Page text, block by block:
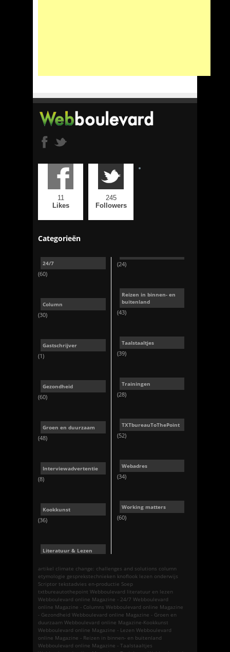
11
Likes
245
Followers
Categorieën
24/7
(60)
Column
(30)
Gastschrijver
(1)
Gezondheid
(60)
Groen en duurzaam
(48)
Interviewadvertentie
(8)
Kookkunst
(36)
Literatuur & Lezen
(24)
Reizen in binnen- en
buitenland
(43)
Taalstaaltjes
(39)
Trainingen
(28)
TXTbureauToThePoint
(52)
Webadres
(34)
Working matters
(60)
artikel climate change: challenges and solutions column
etymologie gesprekstechnieken knoflook lezen onderwijs
Scriptor tekstadvies en-productie Soep
txtbureautothepoint Webboulevard literatuur en lezen
Webboulevard online Magazine - 24/7 Webboulevard
online Magazine - Columns Webboulevard online Magazine
- Gezondheid Webboulevard online Magazine - Groen en
duurzaam Webboulevard online Magazine-Kookkunst
Webboulevard online Magazine - Lezen Webboulevard
online Magazine - Reizen in binnen- en buitenland
Webboulevard online Magazine - Taalstaaltjes